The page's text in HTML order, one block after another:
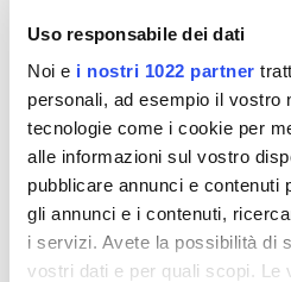
Uso responsabile dei dati
Noi e i nostri 1022 partner
personali, ad esempio il vostro
tecnologie come i cookie per
alle informazioni sul vostro
pubblicare annunci e contenuti
gli annunci e i contenuti,
i servizi. Avete la possibilità di
vostri dati e per quali scopi. Le
Destinazioni